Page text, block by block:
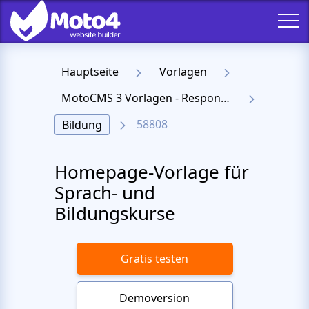
Hauptseite
Vorlagen
MotoCMS 3 Vorlagen - Responsive Templates für Website
Bildung
58808
Homepage-Vorlage für
Sprach- und
Bildungskurse
Gratis testen
Demoversion